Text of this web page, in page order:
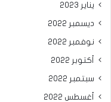
يناير 2023
ديسمبر 2022
نوفمبر 2022
أكتوبر 2022
سبتمبر 2022
أغسطس 2022